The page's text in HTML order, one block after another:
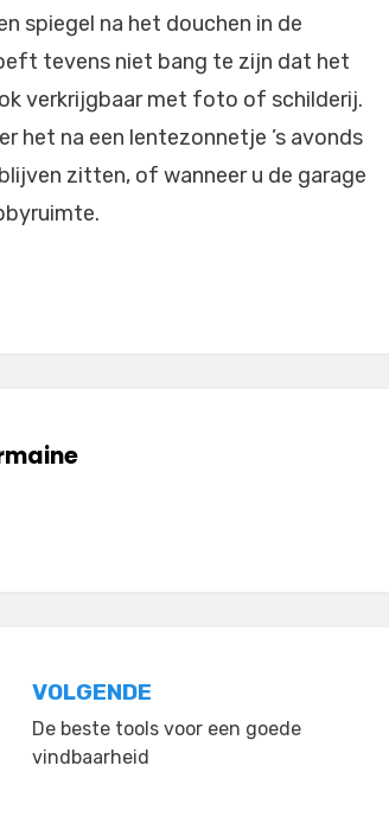
spiegel na het douchen in de
tevens niet bang te zijn dat het
verkrijgbaar met foto of schilderij.
het na een lentezonnetje ’s avonds
zitten, of wanneer u de garage
VOLGENDE
De beste tools voor een goede
vindbaarheid